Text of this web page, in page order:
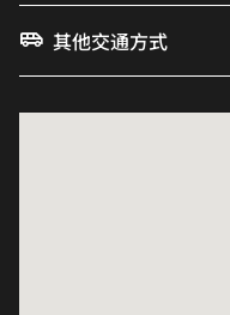
其他交通方式